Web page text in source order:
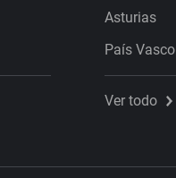
Asturias
País Vasco
Ver todo